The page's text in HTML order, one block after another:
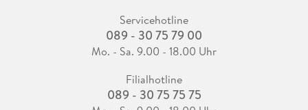
Servicehotline
089 - 30 75 79 00
Mo. - Sa. 9.00 - 18.00 Uhr
Filialhotline
089 - 30 75 75 75